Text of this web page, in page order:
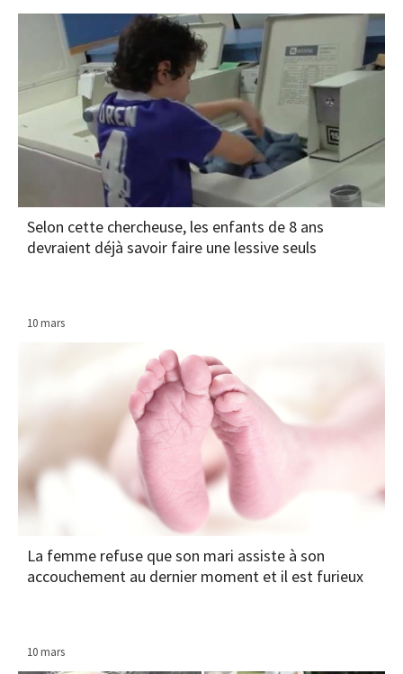
Selon cette chercheuse, les enfants de 8 ans
devraient déjà savoir faire une lessive seuls
10 mars
La femme refuse que son mari assiste à son
accouchement au dernier moment et il est furieux
10 mars